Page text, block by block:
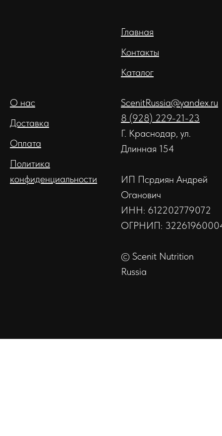
Главная
Контакты
Каталог
О нас
Доставка
Оплата
Политика
конфиденциальности
ScenitRussia@yandex.ru
8 (928) 229-21-23
Г. Краснодар, ул.
Длинная 154
ИП Псрдиян Андрей
Оганович
ИНН: 612202779072
ОГРНИП:
© Scenit Nutrition
Russia